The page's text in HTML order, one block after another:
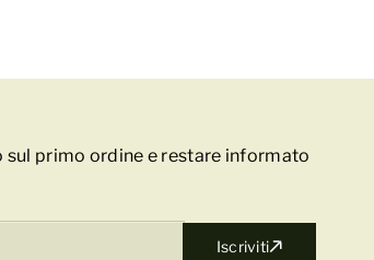
primo ordine e restare informato
Iscriviti